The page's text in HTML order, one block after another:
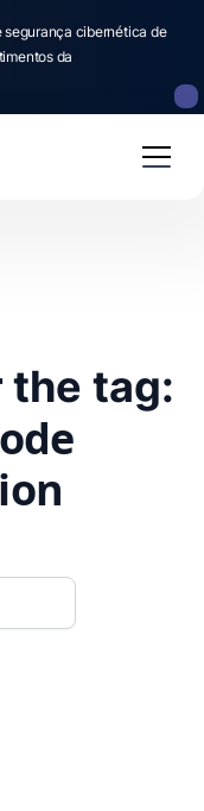
segurança cibernética de
da
tag: